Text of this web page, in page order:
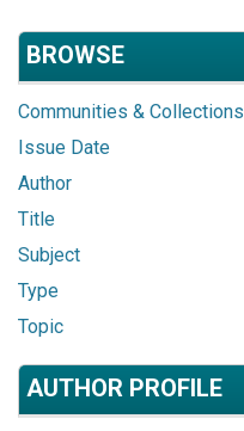
BROWSE
Communities & Collections
Issue Date
Author
Title
Subject
Type
Topic
AUTHOR PROFILE